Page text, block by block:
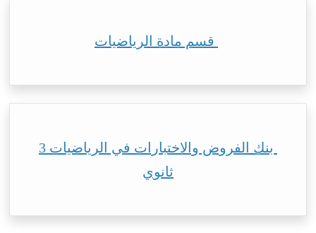
قسم مادة الرياضيات
بنك الفروض والاختبارات في الرياضيات 3
ثانوي